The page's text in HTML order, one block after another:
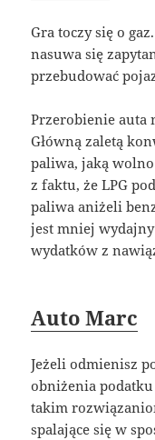
Gra toczy się o
nasuwa się
przebudować
Przerobienie auta
Główną zaletą
paliwa, jaką
z faktu, że LPG
paliwa aniżeli
jest mniej wydajny
wydatków z
Auto Marc
Jeżeli odmienisz
obniżenia
takim
spalające się w